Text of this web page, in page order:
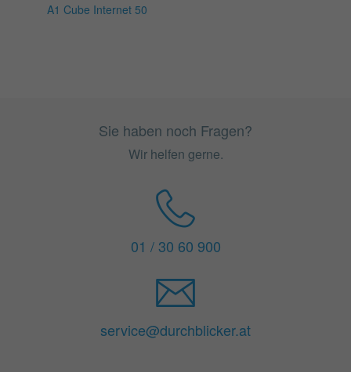
A1 Cube Internet 50
Sie haben noch Fragen?
Wir helfen gerne.
01 / 30 60 900
service@durchblicker.at